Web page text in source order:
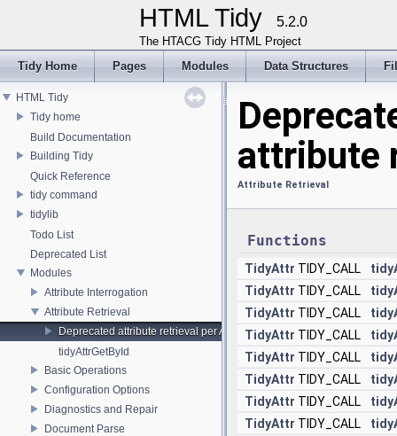
HTML Tidy 5.2.0
The HTACG Tidy HTML Project
Tidy Home
Pages Modules Data Structures
HTML Tidy
Tidy home
Build Documentation
Building Tidy
Quick Reference
tidy command
tidylib
Todo List
Deprecated List
Modules
Attribute Interrogation
Attribute Retrieval
Deprecated attribute retrieval per AttrId
tidyAttrGetById
Basic Operations
Configuration Options
Diagnostics and Repair
Document Parse
attribute
Attribute Retrieval
Functions
TidyAttr TIDY_CALL
TidyAttr TIDY_CALL
TidyAttr TIDY_CALL
TidyAttr TIDY_CALL
TidyAttr TIDY_CALL
TidyAttr TIDY_CALL
TidyAttr TIDY_CALL
TidyAttr TIDY_CALL